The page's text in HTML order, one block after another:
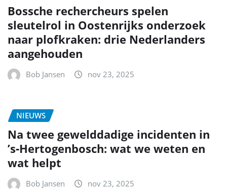
Bossche rechercheurs spelen
sleutelrol in Oostenrijks onderzoek
naar plofkraken: drie Nederlanders
aangehouden
Bob Jansen nov 23, 2025
NIEUWS
Na twee gewelddadige incidenten in
’s‑Hertogenbosch: wat we weten en
wat helpt
Bob Jansen nov 23, 2025